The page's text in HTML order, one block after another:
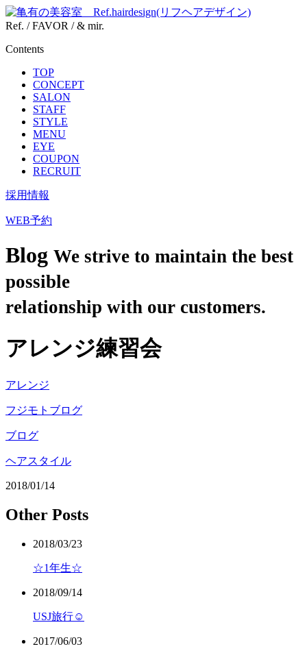
Ref. / FAVOR / & mir.
Contents
TOP
CONCEPT
SALON
STAFF
STYLE
MENU
EYE
COUPON
RECRUIT
採用情報
WEB予約
Blog We strive to maintain the best
possible
relationship with our customers.
アレンジ練習会
アレンジ
フジモトブログ
ブログ
ヘアスタイル
2018/01/14
Other Posts
2018/03/23
☆1年生☆
2018/09/14
USJ旅行☺︎
2017/06/03